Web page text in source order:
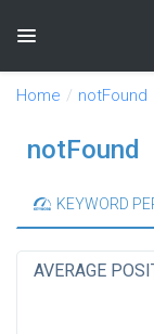
Toggle
Home notFound
notFound
KEYWORD
AVERAGE